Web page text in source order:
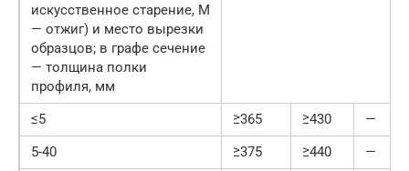
искусственное старение, М
— отжиг) и место вырезки
образцов; в графе сечение
— толщина полки
профиля, мм
≤5
≥365 ≥430
—
5-40
≥375 ≥440
—